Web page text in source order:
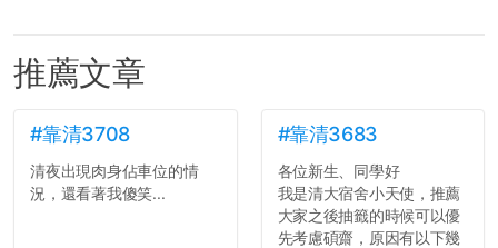
推薦文章
#靠清3708
清夜出現肉身佔車位的情
況，還看著我傻笑...
#靠清3683
各位新生、同學好
我是清大宿舍小天使，推薦
大家之後抽籤的時候可以優
先考慮碩齋，原因有以下幾